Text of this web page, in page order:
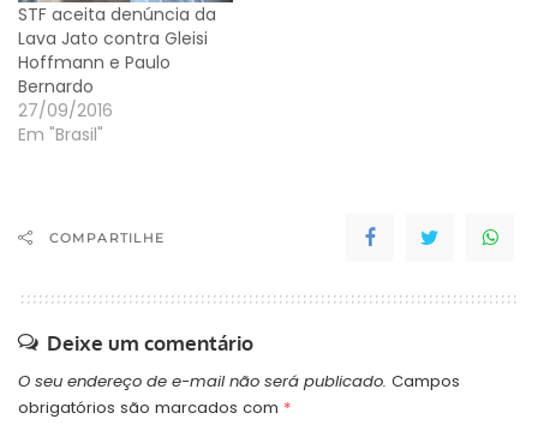
STF aceita denúncia da
Lava Jato contra Gleisi
Hoffmann e Paulo
Bernardo
27/09/2016
Em "Brasil"
COMPARTILHE
Deixe um comentário
O seu endereço de e-mail não será publicado. Campos
obrigatórios são marcados com *